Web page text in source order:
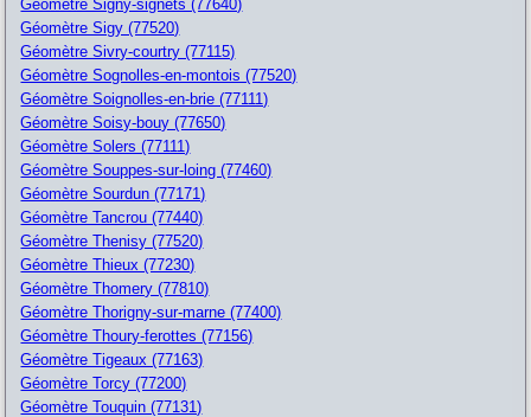
Géomètre Signy-signets (77640)
Géomètre Sigy (77520)
Géomètre Sivry-courtry (77115)
Géomètre Sognolles-en-montois (77520)
Géomètre Soignolles-en-brie (77111)
Géomètre Soisy-bouy (77650)
Géomètre Solers (77111)
Géomètre Souppes-sur-loing (77460)
Géomètre Sourdun (77171)
Géomètre Tancrou (77440)
Géomètre Thenisy (77520)
Géomètre Thieux (77230)
Géomètre Thomery (77810)
Géomètre Thorigny-sur-marne (77400)
Géomètre Thoury-ferottes (77156)
Géomètre Tigeaux (77163)
Géomètre Torcy (77200)
Géomètre Touquin (77131)